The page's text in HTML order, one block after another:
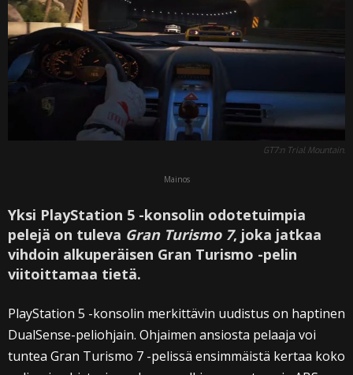
GT7:n Trial Mountain.
Mainos
Yksi PlayStation 5 -konsolin odotetuimpia
pelejä on tuleva Gran Turismo 7, joka jatkaa
vihdoin alkuperäisen Gran Turismo -pelin
viitoittamaa tietä.
PlayStation 5 -konsolin merkittävin uudistus on haptinen
DualSense-peliohjain. Ohjaimen ansiosta pelaaja voi
tuntea Gran Turismo 7 -pelissä ensimmäistä kertaa koko